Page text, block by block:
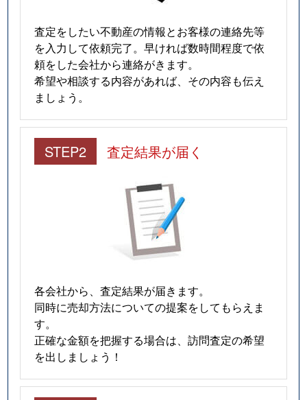
査定をしたい不動産の情報とお客様の連絡先等
を入力して依頼完了。早ければ数時間程度で依
頼をした会社から連絡がきます。
希望や相談する内容があれば、その内容も伝え
ましょう。
STEP2 査定結果が届く
各会社から、査定結果が届きます。
同時に売却方法についての提案をしてもらえま
す。
正確な金額を把握する場合は、訪問査定の希望
を出しましょう！